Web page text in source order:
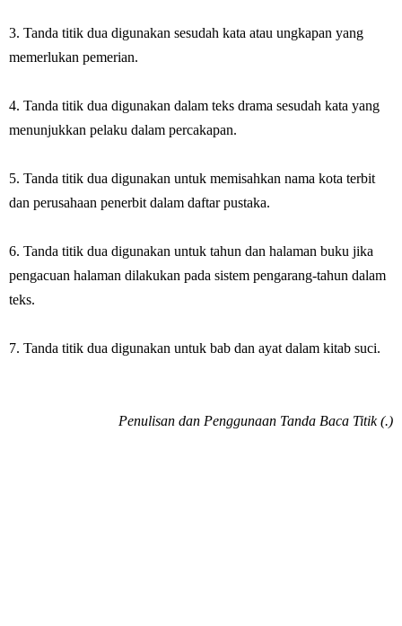
3. Tanda titik dua digunakan sesudah kata atau ungkapan yang
memerlukan pemerian.
4. Tanda titik dua digunakan dalam teks drama sesudah kata yang
menunjukkan pelaku dalam percakapan.
5. Tanda titik dua digunakan untuk memisahkan nama kota terbit
dan perusahaan penerbit dalam daftar pustaka.
6. Tanda titik dua digunakan untuk tahun dan halaman buku jika
pengacuan halaman dilakukan pada sistem pengarang-tahun dalam
teks.
7. Tanda titik dua digunakan untuk bab dan ayat dalam kitab suci.
Penulisan dan Penggunaan Tanda Baca Titik (.)